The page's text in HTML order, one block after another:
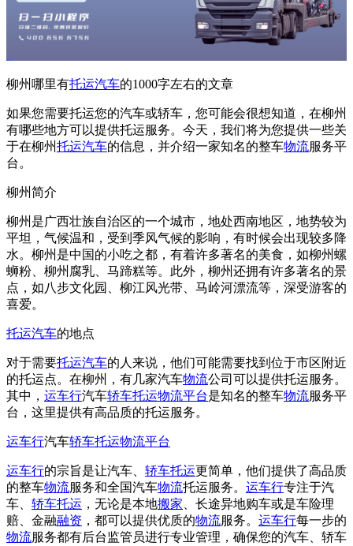
柳州哪里有托运汽车的1000字左右的文章
如果您需要托运您的汽车或轿车，您可能会很想知道，在柳州
有哪些地方可以提供托运服务。今天，我们将为您提供一些关
于在柳州托运汽车的信息，并介绍一家知名的整车物流服务平
台。
柳州简介
柳州是广西壮族自治区的一个城市，地处西南地区，地势较为
平坦，气候温和，受到季风气候的影响，有时候会出现较多降
水。柳州是中国的小吃之都，有着许多著名的美食，如柳州螺
蛳粉、柳州腐乳、马蹄糕等。此外，柳州还拥有许多著名的景
点，如八步文化园、柳江风光带、马岭河漂流等，深受游客的
喜爱。
托运汽车的地点
对于需要托运汽车的人来说，他们可能需要找到位于市区附近
的托运点。在柳州，有几家汽车物流公司可以提供托运服务。
其中， 运车行汽车轿车托运物流平台是知名的整车物流服务平
台，这里提供有高品质的托运服务。
运车行汽车轿车托运物流平台
运车行的宗旨是让汽车、 轿车托运更简单，他们提供了高品质
的整车物流服务和全国汽车物流托运服务。 运车行专注于汽
车、 轿车托运 ，无论是本地搬家 、长途异地购车或是车险理
赔、金融融资 ，都可以提供优质的物流服务。 运车行每一步的
物流服务都有后台监管员进行专业管理，确保您的汽车、轿车